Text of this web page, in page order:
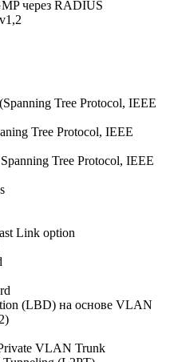
через RADIUS
Tree Protocol, IEEE
Tree Protocol, IEEE
Tree Protocol, IEEE
Link option
(LBD) на основе VLAN
VLAN Trunk